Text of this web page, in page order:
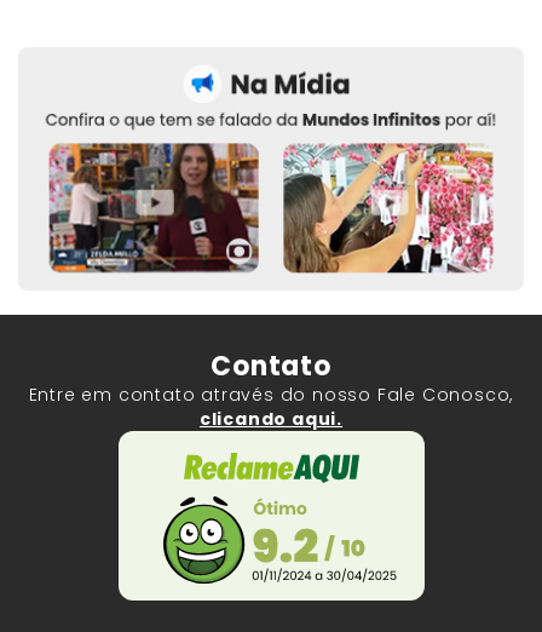
Contato
Entre em contato através do nosso Fale Conosco,
clicando aqui.